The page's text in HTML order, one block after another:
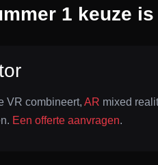
1 keuze is
VR combineert, AR mixed
Een offerte aanvragen.